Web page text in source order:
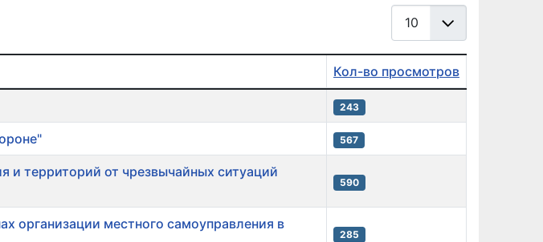
Кол-во просмотров
243
567
и территорий от чрезвычайных ситуаций
590
организации местного самоуправления в
285